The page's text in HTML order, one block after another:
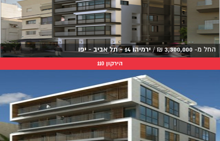
החל מ- 3,300,000
₪
/ ירמיהו 14 - תל אביב - יפו
הירקון 110